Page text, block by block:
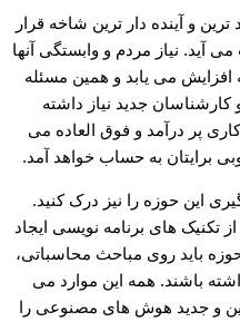
ترین و آینده دار ترین شاخه قرار
آید. نیاز مردم و وابستگی آنها
افزایش می یابد و همین مسئله
جدید نیاز داشته
پر درآمد و فوق العاده می
این حوزه را نیز درک کنید.
های برنامه نویسی ایجاد
باید روی مباحث محاسباتی،
باشند. همه این موارد می
و جدید هوش های مصنوعی را